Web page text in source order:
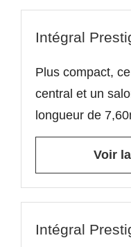
Intégral
Plus compact,
central et un
longueur de
Voir
Intégral